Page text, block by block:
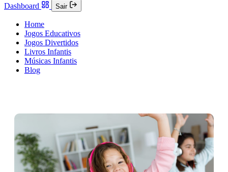
Dashboard Sair
Home
Jogos Educativos
Jogos Divertidos
Livros Infantis
Músicas Infantis
Blog